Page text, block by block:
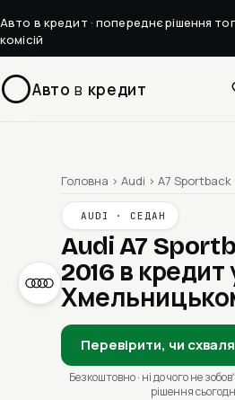
Авто в кредит · попереднє рішення
комісій
Авто в кредит
Головна › Audi › A7 Sportback
AUDI · СЕДАН
Audi A7
2016 в кредит
Перевірити, чи
Безкоштовно · ні до чого не
рішення